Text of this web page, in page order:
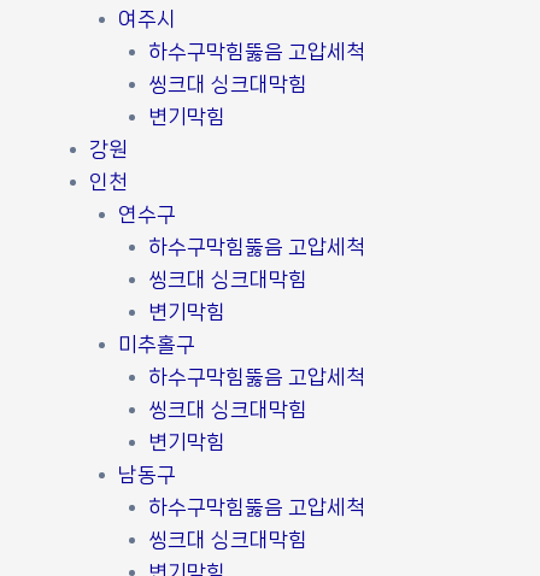
여주시
하수구막힘뚫음 고압세척
씽크대 싱크대막힘
변기막힘
강원
인천
연수구
하수구막힘뚫음 고압세척
씽크대 싱크대막힘
변기막힘
미추홀구
하수구막힘뚫음 고압세척
씽크대 싱크대막힘
변기막힘
남동구
하수구막힘뚫음 고압세척
씽크대 싱크대막힘